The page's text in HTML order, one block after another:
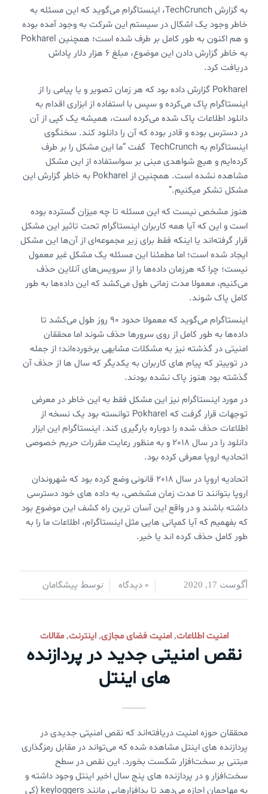
به گزارش TechCrunch، اینستاگرام می‌گوید که این مسئله به
خاطر وجود یک اشکال در سیستم این شرکت به وجود آمده بوده
و هم اکنون به طور کامل بر طرف شده است؛ همچنین Pokharel
به خاطر گزارش دادن این موضوع، مبلغ 6 هزار دلار پاداش
دریافت کرد.
Pokharel گزارش داده بود که هر زمان تصویر و یا پیامی را از
اینستاگرام پاک می‌کرده و سپس با استفاده از ابزاری اقدام به
دانلود اطلاعات پاک شده می‌کرده است، همیشه یک کپی از آن
در دسترس بوده و قادر بوده که آن را دانلود کند. سخنگوی
اینستاگرام به TechCrunch گفت “ما این مشکل را بر طرف
کرده‌ایم و هیچ شواهدی مبنی بر سواستفاده از این مشکل
مشاهده نشده است. همچنین از Pokharel به خاطر گزارش این
مشکل تشکر میکنیم.”
هنوز مشخص نیست که این مسئله تا چه میزان گسترده بوده
است و این که آیا همه کاربران اینستاگرام تحت تاثیر این مشکل
قرار گرفته‌اند یا اینکه فقط برای زیر مجموعه‌ای از آن‌ها این مشکل
ایجاد شده است؛ اما مطمئنا این مسئله یک مشکل غیر معمول
نیست؛ چرا که هرزمان داده‌ها را از سرویس‌های آنلاین حذف
می‌کنیم، معمولا مدت زمانی طول می‌کشد که این داده‌ها به طور
کامل پاک شوند.
اینستاگرام می‌گوید که معمولا حدود 90 روز طول می‌کشد تا
داده‌ها به طور کامل از روی سرورها حذف شوند اما محققان
امنیتی در گذشته نیز به مشکلات مشابهی برخورده‌اند؛ از جمله
در توییتر که پیام های کاربران به یکدیگر که سال ها از حذف آن
گذشته بود هنوز پاک نشده بودند.
در مورد اینستاگرام نیز این مشکل فقط به این خاطر در معرض
توجهات قرار گرفت که Pokharel توانسته بود یک نسخه از
اطلاعات حذف شده را دوباره بارگیری کند. اینستاگرام این ابزار
دانلود را در سال 2018 و به منظور رعایت مقررات حریم خصوصی
اتحادیه اروپا معرفی کرده بود.
اتحادیه اروپا در سال 2018 قانونی وضع کرده بود که شهروندان
اروپا بتوانند تا مدت زمان مشخصی، به داده های خود دسترسی
داشته باشند و در واقع این آسان ترین راه کشف این موضوع بود
که بفهمیم که آیا کمپانی هایی مثل اینستاگرام، اطلاعات ما را به
طور کامل حذف کرده اند یا خیر.
آگوست 17, 2020 / 0 دیدگاه/ توسط پیشگامان
امنیت اطلاعات,امنیت فضای مجازی,اینترنت,مقالات
نقص امنیتی جدید در پردازنده
های اینتل
محققان حوزه امنیت دریافته‌اند که نقص امنیتی جدیدی در
پردازنده های اینتل مشاهده شده که می‌تواند در مقابل رمزگذاری
مبتنی بر سخت‌افزار شکست بخورد. این نقص در سطح
سخت‌افزار و در پردازنده های پنج سال اخیر اینتل وجود داشته و
به مهاجمان اجازه می‌دهد تا بدافزارهایی مانند keyloggers (کی